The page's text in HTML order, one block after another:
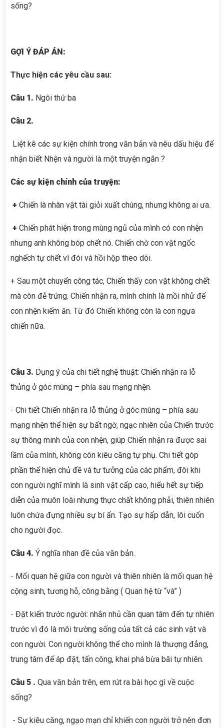
sống?
GỢI Ý ĐÁP ÁN:
Thực hiện các yêu cầu sau:
Câu 1. Ngôi thứ ba
Câu 2.
Liệt kê các sự kiện chính trong văn bản và nêu dấu hiệu để
nhận biết Nhện và người là một truyện ngắn ?
Các sự kiện chính của truyện:
+ Chiến là nhân vật tài giỏi xuất chúng, nhưng không ai ưa.
+ Chiến phát hiện trong mùng ngủ của mình có con nhện
nhưng anh không bóp chết nó. Chiến chờ con vật ngốc
nghếch tự chết vì đói và hồi hộp theo dõi.
+ Sau một chuyến công tác, Chiến thấy con vật không chết
mà còn đẻ trứng. Chiến nhận ra, mình chính là mồi nhử để
con nhện kiếm ăn. Từ đó Chiến không còn là con ngựa
chiến nữa.
Câu 3. Dụng ý của chi tiết nghệ thuật: Chiến nhận ra lỗ
thủng ở góc mùng – phía sau mạng nhện.
- Chi tiết Chiến nhận ra lỗ thủng ở góc mùng – phía sau
mạng nhện thể hiện sự bất ngờ, ngạc nhiên của Chiến trước
sự thông minh của con nhện, giúp Chiến nhận ra được sai
lầm của mình, không còn kiêu căng tự phụ. Chi tiết góp
phần thể hiện chủ đề và tư tưởng của các phẩm, đôi khi
con người nghĩ mình là sinh vật cấp cao, hiểu hết sự tiếp
diễn của muôn loài nhưng thực chất không phải, thiên nhiên
luôn chứa đựng nhiều sự bí ấn. Tạo sự hấp dẫn, lôi cuốn
cho người đọc.
Câu 4. Ý nghĩa nhan đề của văn bản.
- Mối quan hệ giữa con người và thiên nhiên là mối quan hệ
cộng sinh, tương hỗ, công bằng ( Quan hệ từ “và” )
- Đặt kiến trước người: nhắn nhủ cần quan tâm đến tự nhiên
trước vì đó là môi trường sống của tất cả các sinh vật và
con người. Con người không thể cho mình là thượng đẳng,
trung tâm để áp đặt, tấn công, khai phá bừa bãi tự nhiên.
Câu 5 . Qua văn bản trên, em rút ra bài học gì về cuộc
sống?
- Sự kiêu căng, ngạo mạn chỉ khiến con người trở nên đơn